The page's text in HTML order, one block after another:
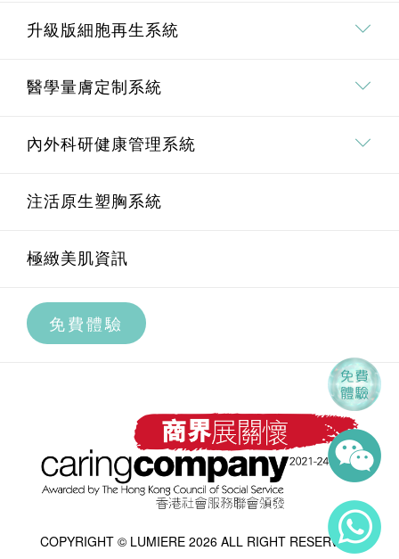
專業．專研團隊
療程價值承諾
雙效極緻脫毛技術介紹
全身脫毛
面部脫毛
腋下脫毛
私密部位脫毛
全腿脫毛
升級版細胞再生系統
升級版細胞再生系統介紹
Pico 皮秒去斑療程
Oligio重塑膠原緊膚療程
BTL EXION AI黃金微針療程
BTL EXION升級版射頻膠原再生療程
第4代Ultraformer MPT鋼筋索
Plasma 離子水光
Exosome活性細胞修復再生療程
醫學量膚定制系統
埋線鼻雕療程
醫學量膚定制系統介紹
透明質酸療程
高效祛皺療程
內外科研健康管理系統
U.M.A.M 痛症管理系統
內外科研健康管理系統介紹
科研智艾內調養宮療程
曲線身型雕琢系統
極緻煥發感官香薰按摩
注活原生塑胸系統
極緻美肌資訊
免費體驗
COPYRIGHT © LUMIERE 2026 ALL RIGHT RESERVED.